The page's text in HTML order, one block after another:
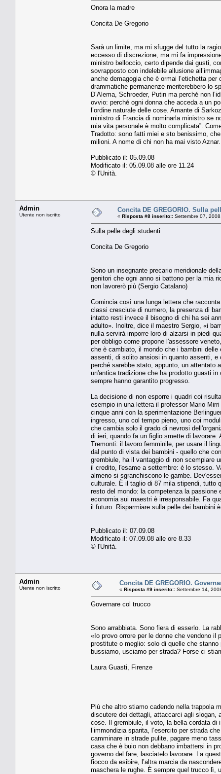
Onora la madre
Concita De Gregorio
Sarà un limite, ma mi sfugge del tutto la
eccesso di discrezione, ma mi fa
ministro belloccio, certo dipende dai gusti,
sovrapposto con indelebile allusione
anche demagogia che è ormai l’etichetta
drammatiche permanenze meriterebbero lo
D’Alema, Schroeder, Putin ma perché non
ovvio: perché ogni donna che acceda a un
l’ordine naturale delle cose. Amante di
ministro di Francia di nominarla ministro se
mia vita personale è molto complicata”.
Tradotto: sono fatti miei e sto benissimo,
milioni. A nome di chi non ha mai visto
Pubblicato il: 05.09.08
Modificato il: 05.09.08 alle ore 11.24
© l'Unità.
Admin
Utente non iscritto
Concita DE GREGORIO. Sulla
« Risposta #8 inserito:: Settembre 07,
Sulla pelle degli studenti
Concita De Gregorio
Sono un insegnante precario meridionale
genitori che ogni anno si battono per la mia
non lavorerò più (Sergio Catalano)
Comincia così una lunga lettera che
classi cresciute di numero, la presenza di
intatto resti invece il bisogno di chi ha sei
adulto». Inoltre, dice il maestro Sergio, «i
nulla servirà imporre loro di alzarsi in piedi
per obbligo come propone l'assessore
che è cambiato, il mondo che i bambini
assenti, di solito ansiosi in quanto assenti, e
perché sarebbe stato, appunto, un attentato
un'antica tradizione che ha prodotto guasti
sempre hanno garantito progresso.
La decisione di non esporre i quadri coi
esempio in una lettera il professor Mario
cinque anni con la sperimentazione
ingresso, uno col tempo pieno, uno coi
che cambia solo il grado di nevrosi
di ieri, quando fa un figlio smette di
Tremonti: il lavoro femminile, per usare il
dal punto di vista dei bambini - quello che
grembiule, ha il vantaggio di non scempiare
il credito, l'esame a settembre: è lo stesso.
almeno si sgranchiscono le gambe.
culturale. È il taglio di 87 mila stipendi, tutto
resto del mondo: la competenza la passione
economia sui maestri è irresponsabile. Fa
il futuro. Risparmiare sulla pelle dei bambini
Pubblicato il: 07.09.08
Modificato il: 07.09.08 alle ore 8.33
© l'Unità.
Admin
Utente non iscritto
Concita DE GREGORIO.
« Risposta #9 inserito:: Settembre 14,
Governare col trucco
Sono arrabbiata. Sono fiera di esserlo. La
«Io provo orrore per le donne che vendono il
prostitute o meglio: solo di quelle che
bussiamo, usciamo per strada? Forse ci
Laura Guasti, Firenze
Più che altro stiamo cadendo nella trappola
discutere dei dettagli, attaccarci agli slogan,
cose. Il grembiule, il voto, la bella cordata di
l’immondizia sparita, l’esercito per strada
camminare in strade pulite, pagare meno
casa che è buio non debbano imbattersi in
governo del fare, lasciatelo lavorare. La
fiocco da esibire, l’altra marcia da
maschera le rughe. È sempre quel trucco lì,